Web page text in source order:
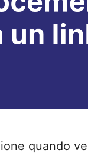
quando